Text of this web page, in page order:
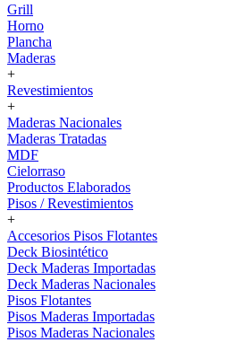
Grill
Horno
Plancha
Maderas
+
Revestimientos
+
Maderas Nacionales
Maderas Tratadas
MDF
Cielorraso
Productos Elaborados
Pisos / Revestimientos
+
Accesorios Pisos Flotantes
Deck Biosintético
Deck Maderas Importadas
Deck Maderas Nacionales
Pisos Flotantes
Pisos Maderas Importadas
Pisos Maderas Nacionales